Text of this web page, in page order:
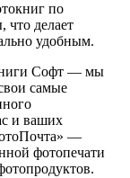
по
что делает
удобным.
Софт — мы
самые
и ваших
—
фотопечати